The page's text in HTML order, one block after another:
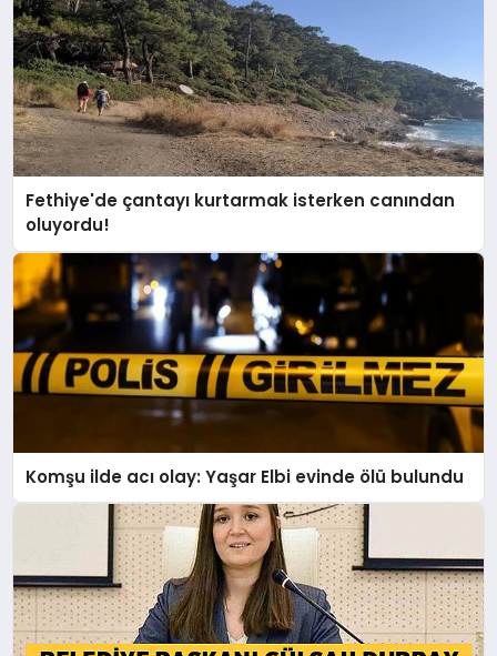
Fethiye'de çantayı kurtarmak isterken canından
oluyordu!
Komşu ilde acı olay: Yaşar Elbi evinde ölü bulundu